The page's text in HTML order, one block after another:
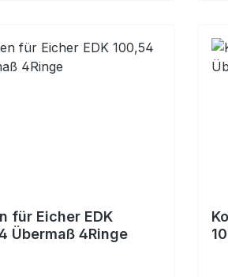
für Eicher EDK
Übermaß 4Ringe